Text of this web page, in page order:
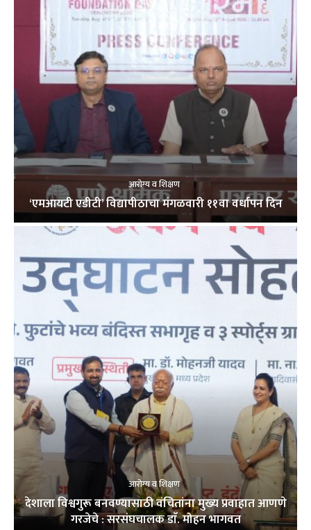
आरोग्य व शिक्षण
‘एमआयटी एडीटी’ विद्यापीठाचा मंगळवारी ११वा वर्धापन दिन
आरोग्य व शिक्षण
देशाला विश्वगुरू बनवण्यासाठी वंचितांना मुख्य प्रवाहात आणणे
गरजेचे : सरसंघचालक डाॅ. मोहन भागवत